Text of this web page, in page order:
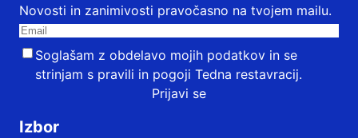
Novosti in zanimivosti pravočasno na tvojem mailu.
Soglašam z obdelavo mojih podatkov in se
strinjam s pravili in pogoji Tedna restavracij.
Prijavi se
Izbor